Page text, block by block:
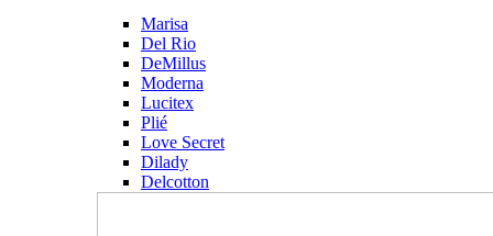
Marisa
Del Rio
DeMillus
Moderna
Lucitex
Plié
Love Secret
Dilady
Delcotton